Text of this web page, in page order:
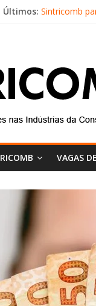
Últimos: Sintricomb
Diretores
Equipe do
VAGAS